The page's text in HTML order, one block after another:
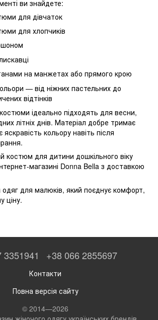
ви знайдете:
для дівчаток
для хлопчиків
на манжетах або прямого крою
— від ніжних пастельних до
відтінків
ідеально підходять для весни,
літніх днів. Матеріал добре тримає
кольору навіть після
костюм для дитини дошкільного віку
магазині Donna Bella з доставкою
одяг для малюків, який поєднує комфорт,
ціну.
3351941 +38 066 2855697
Контакти
Повна версія сайту
© 2014—2026